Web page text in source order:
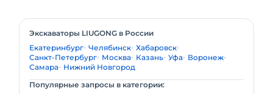
Экскаваторы LIUGONG в России
Екатеринбург Челябинск Хабаровск
Санкт-Петербург Москва Казань Уфа Воронеж
Самара Нижний Новгород
Популярные запросы в категории: